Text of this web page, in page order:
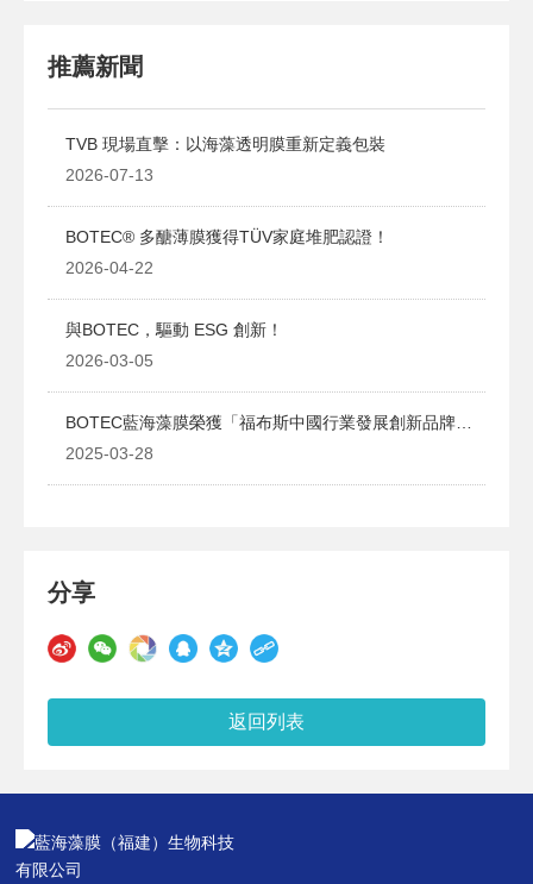
推薦新聞
TVB 現場直擊：以海藻透明膜重新定義包裝
2026-07-13
BOTEC® 多醣薄膜獲得TÜV家庭堆肥認證！
2026-04-22
與BOTEC，驅動 ESG 創新！
2026-03-05
BOTEC藍海藻膜榮獲「福布斯中國行業發展創新品牌」
獎項！
2025-03-28
分享
返回列表